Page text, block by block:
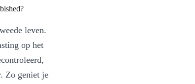
leven.
op het
Zo geniet je